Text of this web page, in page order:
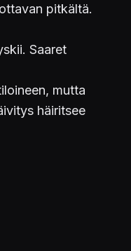
pitkältä.
Saaret
mutta
häiritsee